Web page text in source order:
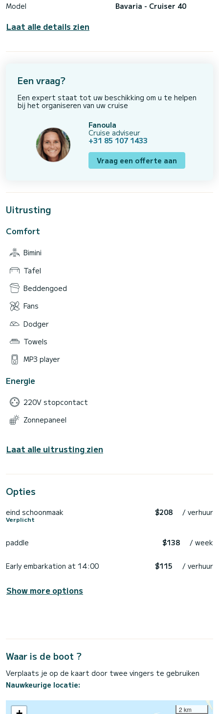
Model
Bavaria - Cruiser 40
Laat alle details zien
Een vraag?
Een expert staat tot uw beschikking om u te helpen
bij het organiseren van uw cruise
Fanoula
Cruise adviseur
+31 85 107 1433
Vraag een offerte aan
Uitrusting
Comfort
Bimini
Tafel
Beddengoed
Fans
Dodger
Towels
MP3 player
Energie
220V stopcontact
Zonnepaneel
Laat alle uitrusting zien
Opties
eind schoonmaak
Verplicht
$208 / verhuur
paddle $138 / week
Early embarkation at 14:00 $115 / verhuur
Show more options
Waar is de boot ?
Verplaats je op de kaart door twee vingers te gebruiken
Nauwkeurige locatie:
2 km